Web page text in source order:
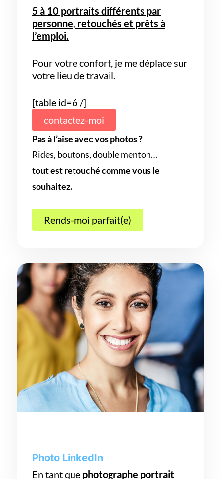
5 à 10 portraits différents par
personne, retouchés et prêts à
l’emploi.
Pour votre confort, je me déplace sur
votre lieu de travail.
[table id=6 /]
contactez-moi
Pas à l’aise avec vos photos ?
Rides, boutons, double menton…
tout est retouché comme vous le
souhaitez.
Rends-moi parfait(e)
Photo LinkedIn
En tant que photographe portrait